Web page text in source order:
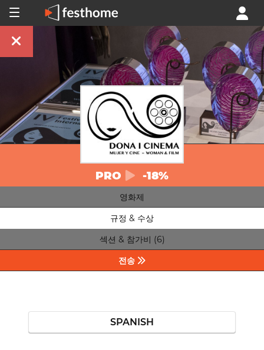
PRO -18%
영화제
규정 & 수상
섹션 & 참가비 (6)
전송
SPANISH